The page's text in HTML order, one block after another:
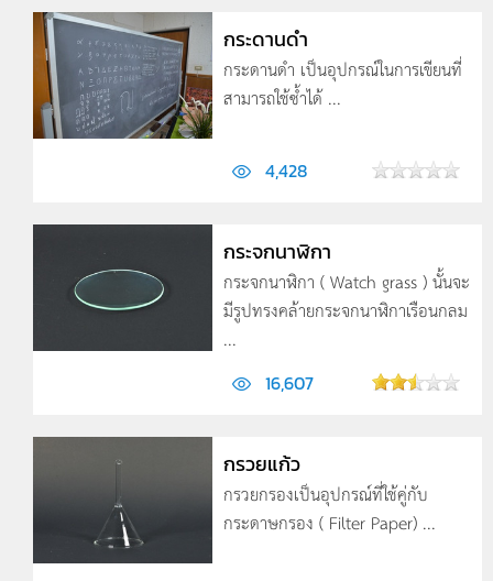
กระดานดำ
กระดานดำ เป็นอุปกรณ์ในการเขียนที่
สามารถใช้ซ้ำได้ ...
4,428
กระจกนาฬิกา
กระจกนาฬิกา ( Watch grass ) นั้นจะ
มีรูปทรงคล้ายกระจกนาฬิกาเรือนกลม
...
16,607
กรวยแก้ว
กรวยกรองเป็นอุปกรณ์ที่ใช้คู่กับ
กระดาษกรอง ( Filter Paper) ...